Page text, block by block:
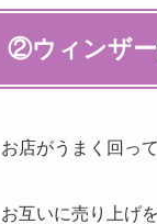
②ウィンザー
お店がうまく回っ
お互いに売り上げ